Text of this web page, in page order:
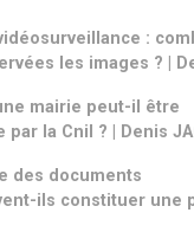
:
les images ? |
mairie peut-il être
la Cnil ? | Denis
des documents
ils constituer une